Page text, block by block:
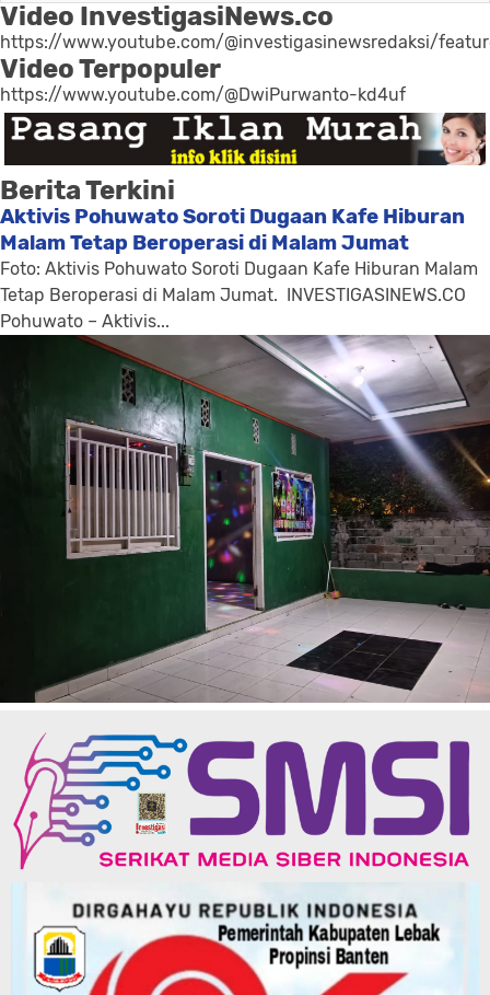
Video InvestigasiNews.co
https://www.youtube.com/@investigasinewsredaksi/
Video Terpopuler
https://www.youtube.com/@DwiPurwanto-kd4uf
Berita Terkini
Aktivis Pohuwato Soroti Dugaan Kafe Hiburan
Malam Tetap Beroperasi di Malam Jumat
Foto: Aktivis Pohuwato Soroti Dugaan Kafe Hiburan Malam
Tetap Beroperasi di Malam Jumat. INVESTIGASINEWS.CO
Pohuwato – Aktivis...